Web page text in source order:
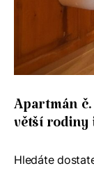
Apartmán
větší rodiny
Hledáte